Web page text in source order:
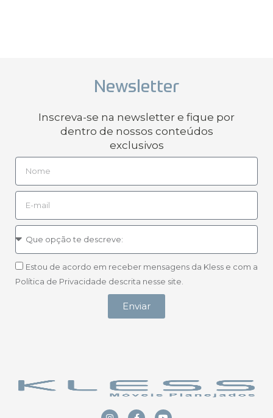
Newsletter
Inscreva-se na newsletter e fique por
dentro de nossos conteúdos
exclusivos
Estou de acordo em receber mensagens da Kless e com a
Política de Privacidade descrita nesse site.
Enviar